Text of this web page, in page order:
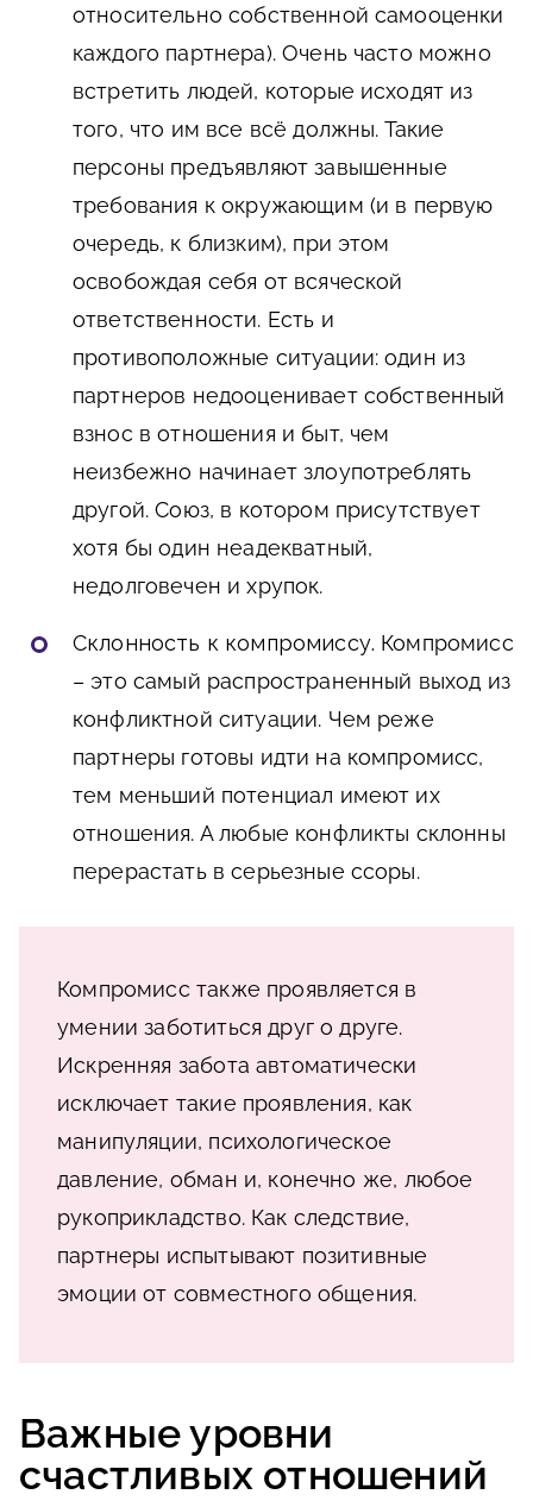
относительно собственной самооценки
каждого партнера). Очень часто можно
встретить людей, которые исходят из
того, что им все всё должны. Такие
персоны предъявляют завышенные
требования к окружающим (и в первую
очередь, к близким), при этом
освобождая себя от всяческой
ответственности. Есть и
противоположные ситуации: один из
партнеров недооценивает собственный
взнос в отношения и быт, чем
неизбежно начинает злоупотреблять
другой. Союз, в котором присутствует
хотя бы один неадекватный,
недолговечен и хрупок.
Склонность к компромиссу. Компромисс
– это самый распространенный выход из
конфликтной ситуации. Чем реже
партнеры готовы идти на компромисс,
тем меньший потенциал имеют их
отношения. А любые конфликты склонны
перерастать в серьезные ссоры.
Компромисс также проявляется в
умении заботиться друг о друге.
Искренняя забота автоматически
исключает такие проявления, как
манипуляции, психологическое
давление, обман и, конечно же, любое
рукоприкладство. Как следствие,
партнеры испытывают позитивные
эмоции от совместного общения.
Важные уровни
счастливых отношений